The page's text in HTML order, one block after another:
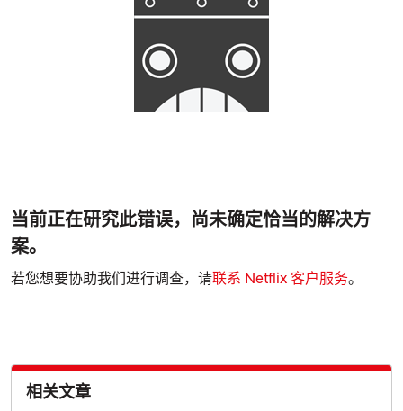
当前正在研究此错误，尚未确定恰当的解决方
案。
若您想要协助我们进行调查，请联系 Netflix 客户服务。
相关文章